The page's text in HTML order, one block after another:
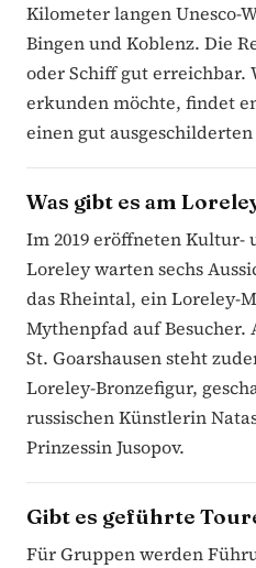
Kilometer langen Unesco-
Bingen und Koblenz. Die
oder Schiff gut erreichbar.
erkunden möchte, findet
einen gut
Was gibt es am
Im 2019 eröffneten Kultur-
Loreley warten sechs
das Rheintal, ein Loreley-
Mythenpfad auf Besucher.
St. Goarshausen steht
Loreley-Bronzefigur,
russischen Künstlerin
Prinzessin Jusopov.
Gibt es geführte
Für Gruppen werden